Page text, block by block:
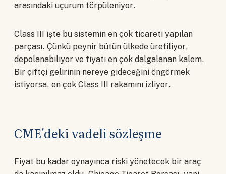
arasındaki uçurum törpüleniyor.
Class III işte bu sistemin en çok ticareti yapılan
parçası. Çünkü peynir bütün ülkede üretiliyor,
depolanabiliyor ve fiyatı en çok dalgalanan kalem.
Bir çiftçi gelirinin nereye gideceğini öngörmek
istiyorsa, en çok Class III rakamını izliyor.
CME'deki vadeli sözleşme
Fiyat bu kadar oynayınca riski yönetecek bir araç